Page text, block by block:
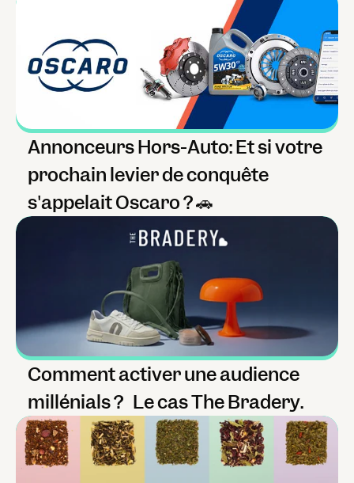
Annonceurs Hors-Auto: Et si votre
prochain levier de conquête
s'appelait Oscaro ? 🚗
Comment activer une audience
millénials ?   Le cas The Bradery.